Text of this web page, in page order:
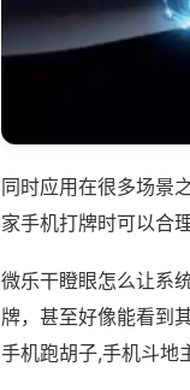
同时应用在很多场景
家手机打牌时可以合
微乐干瞪眼怎么让系
牌，甚至好像能看到
手机跑胡子,手机斗地